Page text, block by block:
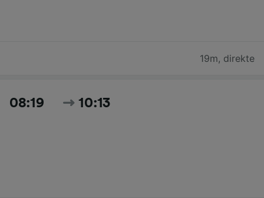
19m, direkte
08:19 10:13